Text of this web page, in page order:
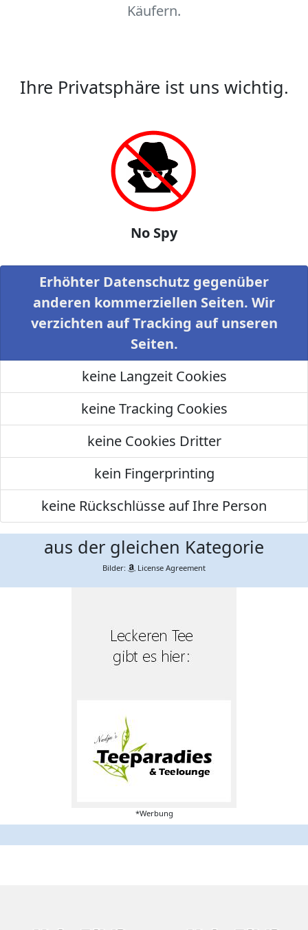
Käufern.
Ihre Privatsphäre ist uns wichtig.
No Spy
Erhöhter Datenschutz gegenüber
anderen kommerziellen Seiten. Wir
verzichten auf Tracking auf unseren
Seiten.
keine Langzeit Cookies
keine Tracking Cookies
keine Cookies Dritter
kein Fingerprinting
keine Rückschlüsse auf Ihre Person
aus der gleichen Kategorie
Bilder: License Agreement
*Werbung